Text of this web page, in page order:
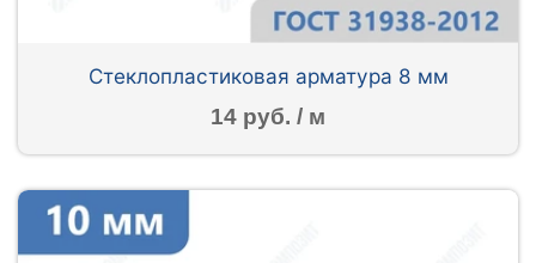
Стеклопластиковая арматура 8 мм
14 руб. / м